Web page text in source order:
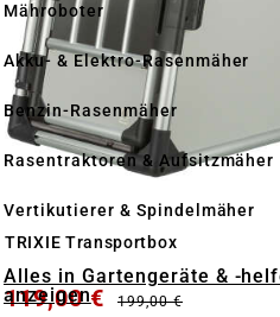
Mähroboter
Akku- & Elektro-Rasenmäher
Benzin-Rasenmäher
Rasentraktoren & Aufsitzmäher
Vertikutierer & Spindelmäher
Alles in Gartengeräte & -
anzeigen
TRIXIE Transportbox
119,00 € 199,00 €